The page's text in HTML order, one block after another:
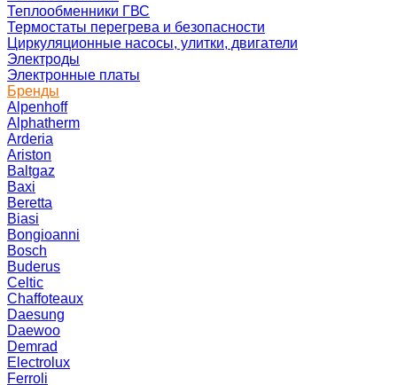
Теплообменники ГВС
Термостаты перегрева и безопасности
Циркуляционные насосы, улитки, двигатели
Электроды
Электронные платы
Бренды
Alpenhoff
Alphatherm
Arderia
Ariston
Baltgaz
Baxi
Beretta
Biasi
Bongioanni
Bosch
Buderus
Celtic
Chaffoteaux
Daesung
Daewoo
Demrad
Electrolux
Ferroli